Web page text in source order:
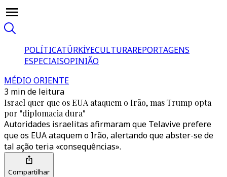
POLÍTICATÜRKİYECULTURAREPORTAGENS
ESPECIAISOPINIÃO
MÉDIO ORIENTE
3 min de leitura
Israel quer que os EUA ataquem o Irão, mas Trump opta
por "diplomacia dura"
Autoridades israelitas afirmaram que Telavive prefere
que os EUA ataquem o Irão, alertando que abster-se de
tal ação teria «consequências».
Compartilhar